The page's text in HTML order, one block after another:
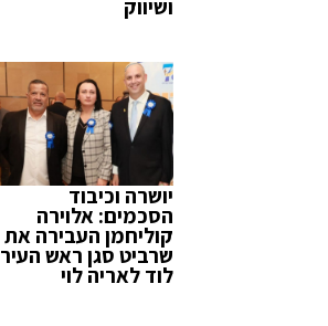
ושיווק
יושרה וכיבוד
הסכמים: אלוירה
קוליחמן העבירה את
שרביט סגן ראש העיר
לוד לאריה לוי